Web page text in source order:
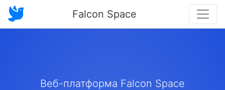
Falcon Space
Веб-платформа Falcon Space